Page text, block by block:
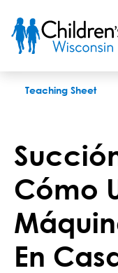
Teaching Sheet
Cómo
En